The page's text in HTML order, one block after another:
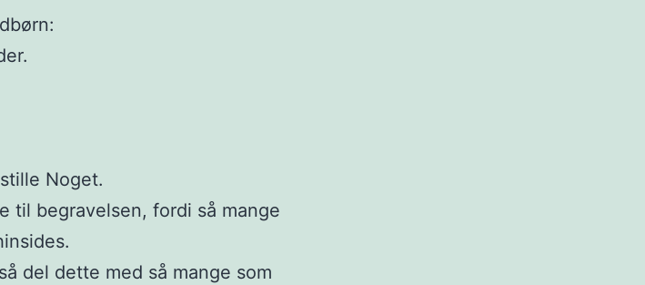
Noget.
til begravelsen, fordi så mange
del dette med så mange som